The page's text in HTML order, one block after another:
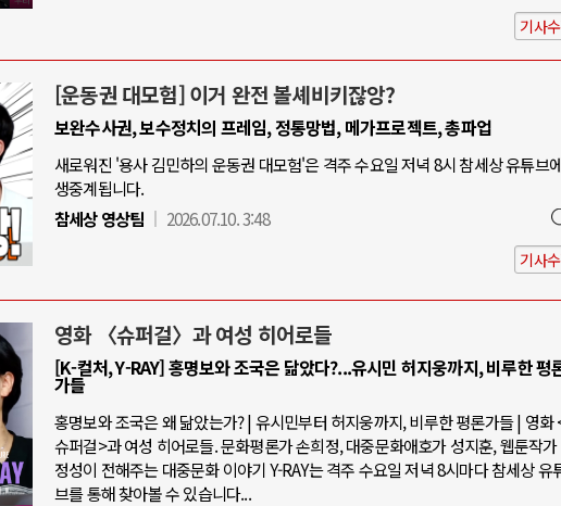
기사
[운동권 대모험] 이거 완전 볼셰비키잖앙?
보완수사권, 보수정치의 프레임, 정통망법, 메가프로젝트, 총파업
새로워진 '용사 김민하의 운동권 대모험'은 격주 수요일 저녁 8시 참세상 유튜브
생중계됩니다.
참세상 영상팀
2026.07.10. 3:48
기사
영화 〈슈퍼걸〉과 여성 히어로들
[K-컬처, Y-RAY] 홍명보와 조국은 닮았다?...유시민 허지웅까지, 비루한 평
가들
홍명보와 조국은 왜 닮았는가? | 유시민부터 허지웅까지, 비루한 평론가들 | 영화
슈퍼걸>과 여성 히어로들. 문화평론가 손희정, 대중문화애호가 성지훈, 웹툰작가
정성이 전해주는 대중문화 이야기 Y-RAY는 격주 수요일 저녁 8시마다 참세상 유
브를 통해 찾아볼 수 있습니다...